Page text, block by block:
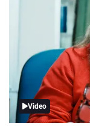
Video